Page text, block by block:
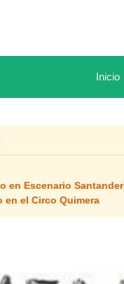
Inicio
en Escenario Santander
en el Circo Quimera